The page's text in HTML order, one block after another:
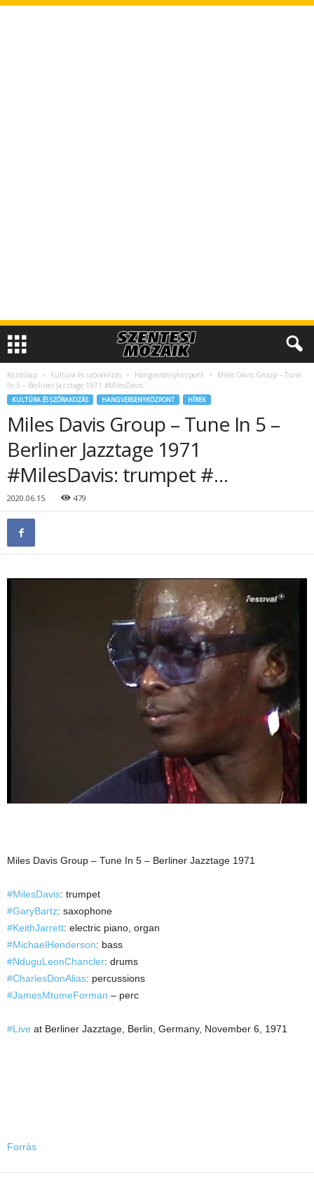
Kezdőlap Kultúra és szórakozás Hangversenyközpont
Miles Davis Group – Tune
In 5 – Berliner Jazztage 1971 #MilesDavis:...
KULTÚRA ÉS SZÓRAKOZÁS HANGVERSENYKÖZPONT HÍREK
Miles Davis Group – Tune In 5 –
Berliner Jazztage 1971
#MilesDavis: trumpet #…
2020.06.15. 479
Miles Davis Group – Tune In 5 – Berliner Jazztage 1971
#MilesDavis: trumpet
#GaryBartz: saxophone
#KeithJarrett: electric piano, organ
#MichaelHenderson: bass
#NduguLeonChancler: drums
#CharlesDonAlias: percussions
#JamesMtumeForman – perc
#Live at Berliner Jazztage, Berlin, Germany, November 6, 1971
Forrás